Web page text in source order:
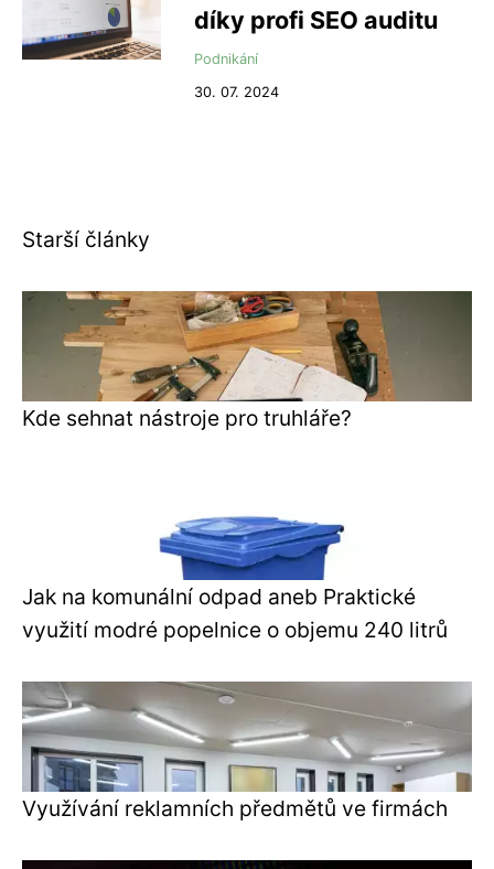
díky profi SEO auditu
Podnikání
30. 07. 2024
Starší články
Kde sehnat nástroje pro truhláře?
Jak na komunální odpad aneb Praktické
využití modré popelnice o objemu 240 litrů
Využívání reklamních předmětů ve firmách